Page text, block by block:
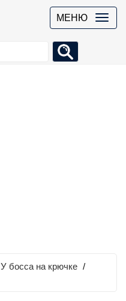
МЕНЮ
У босса на крючке /